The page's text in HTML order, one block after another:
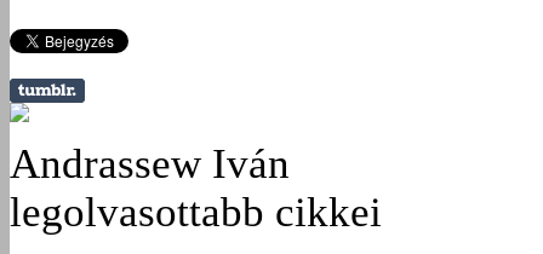
Andrassew Iván
legolvasottabb cikkei